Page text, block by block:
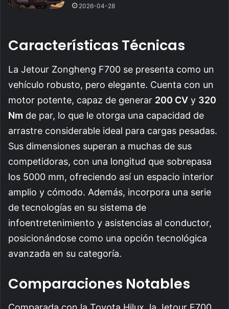
2026-04-28
Características Técnicas
La Jetour Zongheng F700 se presenta como un
vehículo robusto, pero elegante. Cuenta con un
motor potente, capaz de generar 200 CV y 320
Nm de par, lo que le otorga una capacidad de
arrastre considerable ideal para cargas pesadas.
Sus dimensiones superan a muchas de sus
competidoras, con una longitud que sobrepasa
los 5000 mm, ofreciendo así un espacio interior
amplio y cómodo. Además, incorpora una serie
de tecnologías en su sistema de
infoentretenimiento y asistencias al conductor,
posicionándose como una opción tecnológica
avanzada en su categoría.
Comparaciones Notables